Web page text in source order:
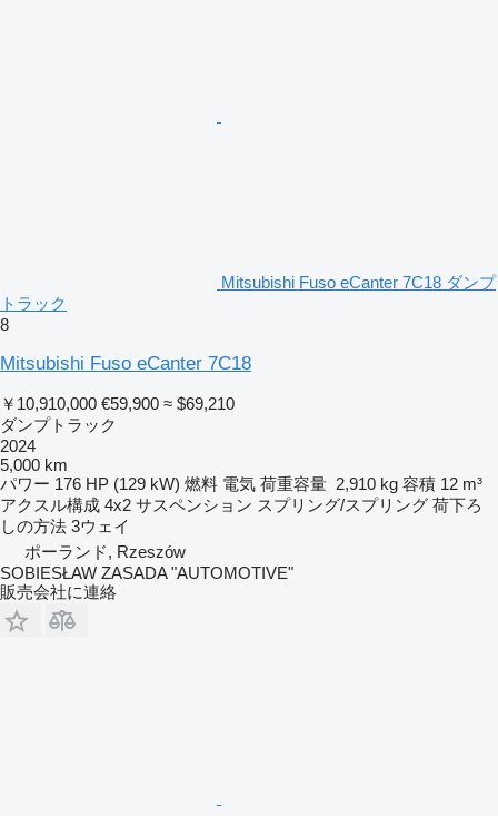
Mitsubishi Fuso eCanter 7C18 ダンプ
トラック
8
Mitsubishi Fuso eCanter 7C18
￥10,910,000 €59,900 ≈ $69,210
ダンプトラック
2024
5,000 km
パワー 176 HP (129 kW) 燃料 電気 荷重容量 2,910 kg 容積 12 m³
アクスル構成 4x2 サスペンション スプリング/スプリング 荷下ろ
しの方法 3ウェイ
ポーランド, Rzeszów
SOBIESŁAW ZASADA "AUTOMOTIVE"
販売会社に連絡